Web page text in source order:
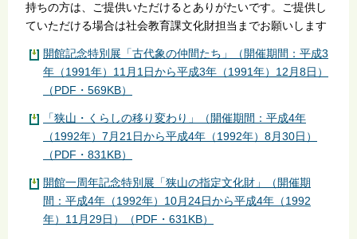
持ちの方は、ご提供いただけるとありがたいです。ご提供し
ていただける場合は社会教育課文化財担当までお願いします
開館記念特別展「古代象の仲間たち」（開催期間：平成3
年（1991年）11月1日から平成3年（1991年）12月8日）
（PDF・569KB）
「狭山・くらしの移り変わり」（開催期間：平成4年
（1992年）7月21日から平成4年（1992年）8月30日）
（PDF・831KB）
開館一周年記念特別展「狭山の指定文化財」（開催期
間：平成4年（1992年）10月24日から平成4年（1992
年）11月29日）（PDF・631KB）